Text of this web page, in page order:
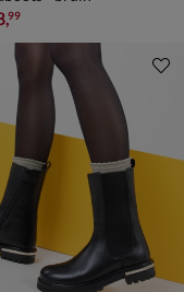
voor € 48,99
,99